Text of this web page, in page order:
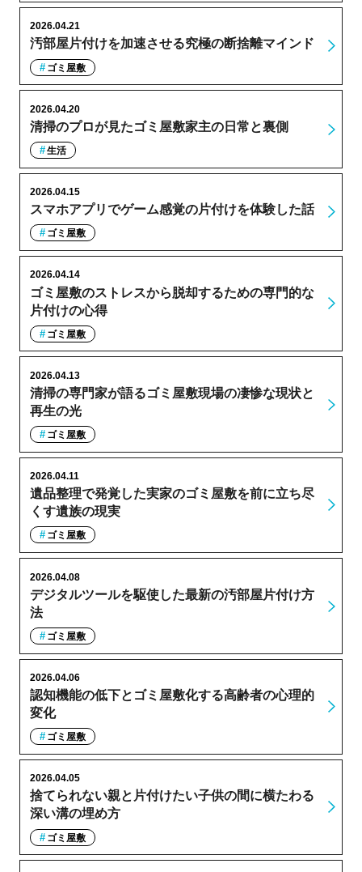
汚部屋片付けを加速させる究極の断捨離マインド
2026.04.21
ゴミ屋敷
清掃のプロが見たゴミ屋敷家主の日常と裏側
2026.04.20
生活
スマホアプリでゲーム感覚の片付けを体験した話
2026.04.15
ゴミ屋敷
ゴミ屋敷のストレスから脱却するための専門的な
片付けの心得
2026.04.14
ゴミ屋敷
清掃の専門家が語るゴミ屋敷現場の凄惨な現状と
再生の光
2026.04.13
ゴミ屋敷
遺品整理で発覚した実家のゴミ屋敷を前に立ち尽
くす遺族の現実
2026.04.11
ゴミ屋敷
デジタルツールを駆使した最新の汚部屋片付け方
法
2026.04.08
ゴミ屋敷
認知機能の低下とゴミ屋敷化する高齢者の心理的
変化
2026.04.06
ゴミ屋敷
捨てられない親と片付けたい子供の間に横たわる
深い溝の埋め方
2026.04.05
ゴミ屋敷